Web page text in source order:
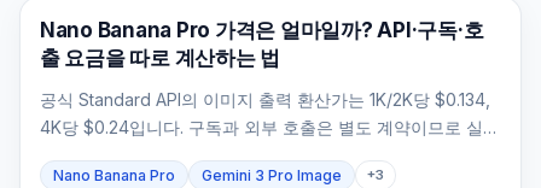
AI 이미지 생성
Nano Banana Pro 가격은 얼마일까? API·구독·호
출 요금을 따로 계산하는 법
공식 Standard API의 이미지 출력 환산가는 1K/2K당 $0.134,
4K당 $0.24입니다. 구독과 외부 호출은 별도 계약이므로 실제
Nano Banana Pro Gemini 3 Pro Image +3